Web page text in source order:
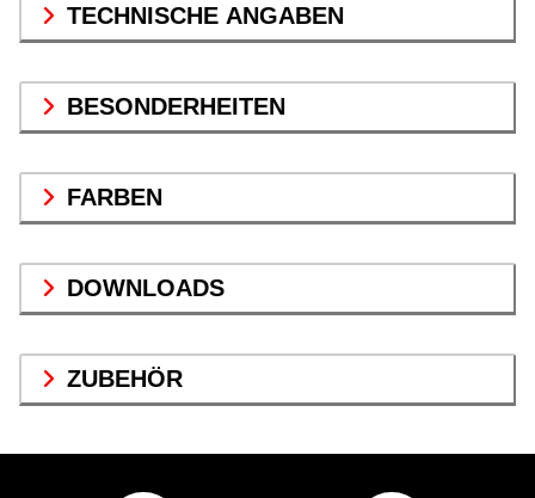
TECHNISCHE ANGABEN
BESONDERHEITEN
FARBEN
DOWNLOADS
ZUBEHÖR